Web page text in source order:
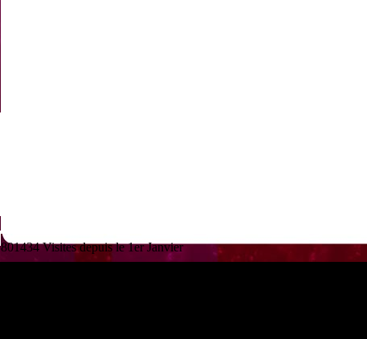
801434 Visites depuis le 1er Janvier